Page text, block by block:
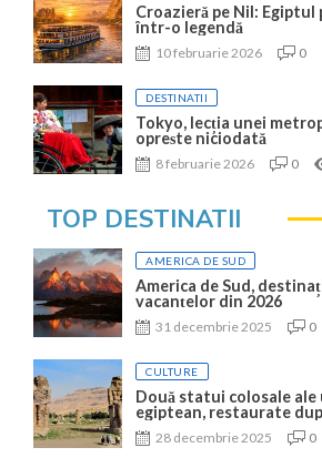
Croazieră pe Nil: Egiptul
într-o legendă
10 februarie 2026 0
DESTINATII
Tokyo, lecția unei
oprește niciodată
8 februarie 2026 0
TOP DESTINATII
AMERICA DE SUD
America de Sud,
vacanțelor din 2026
31 decembrie 2025 0
CULTURE
Două statui colosale
egiptean, restaurate
ani
28 decembrie 2025 0